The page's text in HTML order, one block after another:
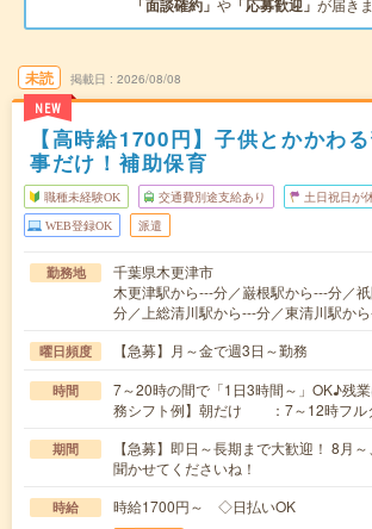
「面談確約」 や 「応募歓迎」 が届き
未読
NEW
掲載日 2026/08/08
【高時給1700円】子供とかかわ
事だけ！補助保育
職種未経験OK 交通費別途支給あり 土日祝日が
WEB登録OK 派遣
勤務地
千葉県木更津市
木更津駅から---分／巌根駅から---分／
分／上総清川駅から---分／東清川駅か
曜日頻度 【急募】月～金で週3日～勤務
時間
7～20時の間で「1日3時間～」OK♪残
務シフト例】朝だけ ：7～12時フ
期間
【急募】即日～長期まで大歓迎！ 8月
聞かせてくださいね！
時給 時給1700円～ ◇日払いOK